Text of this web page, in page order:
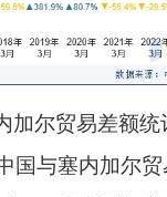
加尔贸易差额统
国与塞内加尔